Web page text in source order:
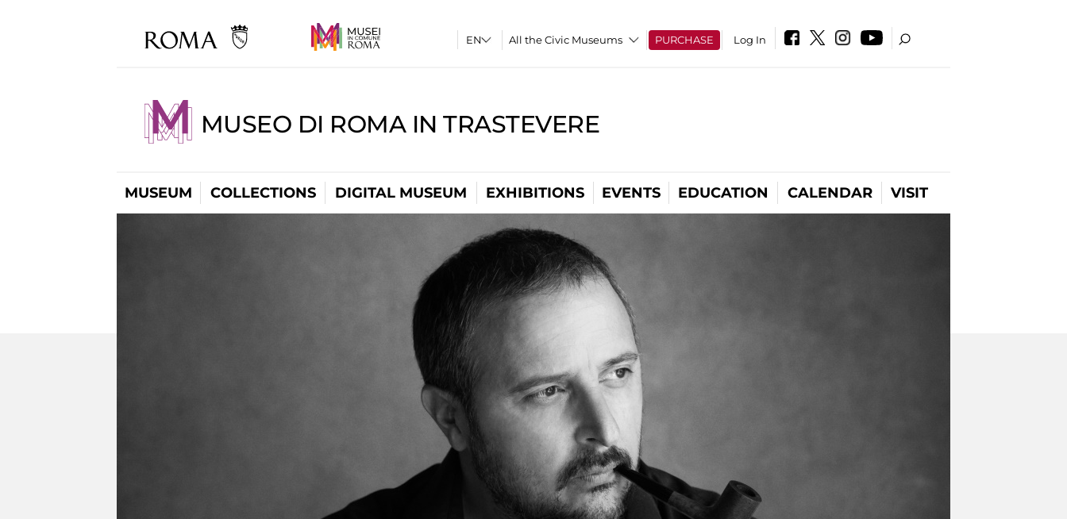
All the Civic Museums PURCHASE Log In
MUSEO DI ROMA IN TRASTEVERE
MUSEUM COLLECTIONS DIGITAL MUSEUM EXHIBITIONS EVENTS EDUCATION CALENDAR VISIT